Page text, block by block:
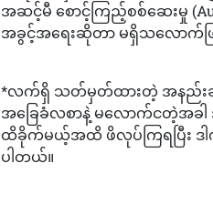
အဆင့်မီ စောင့်ကြည့်စစ်ဆေးမှု
အခွင့်အရေးဆိုတာ မရှိသလောက်ဖ
*လက်ရှိ သတ်မှတ်ထားတဲ့ အနည်းဆုံ
အခြေခံလစာနဲ့ မလောက်ငတဲ့အခါ
ထိခိုက်မယ့်အထိ ဖိလုပ်ကြရပြီး
ပါတယ်။